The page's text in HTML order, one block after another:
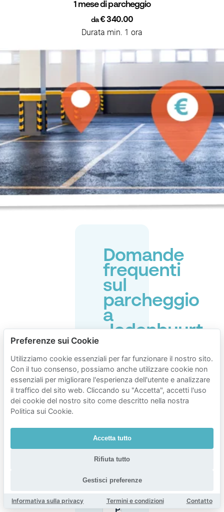
1 mese di parcheggio
da€ 340.00
Durata min. 1 ora
Domande
frequenti
sul
parcheggio
a
Jodenbuurt
Dove posso
parcheggiare
intorno a
Jodenbuurt
(Joods
Quanto
costa di
solito il
parcheggio
Jodenbuurt?
Preferenze sui Cookie
Utilizziamo cookie essenziali per far funzionare il nostro sito.
Con il tuo consenso, possiamo anche utilizzare cookie non
essenziali per migliorare l'esperienza dell'utente e analizzare
il traffico del sito web. Cliccando su "Accetta", accetti l'uso
dei cookie del nostro sito come descritto nella nostra
Politica sui Cookie.
Accetta tutto
Rifiuta tutto
Gestisci preferenze
Informativa sulla privacy Termini e condizioni Contatto